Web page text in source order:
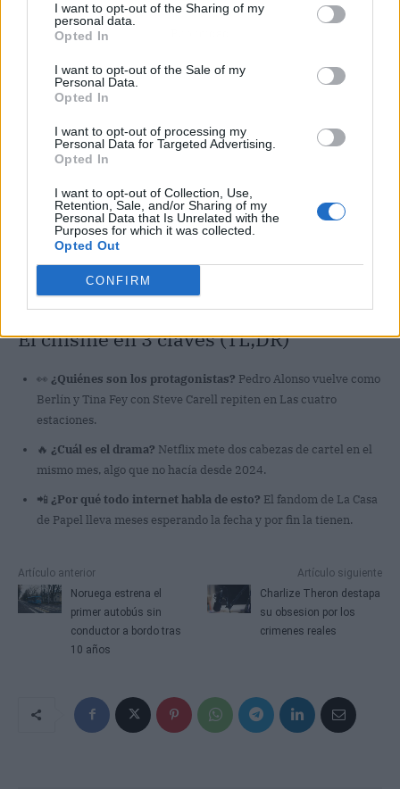
I want to opt-out of the Sharing of my
personal data.
Opted In
I want to opt-out of the Sale of my
Personal Data.
Opted In
I want to opt-out of processing my
Personal Data for Targeted Advertising.
Opted In
I want to opt-out of Collection, Use,
Retention, Sale, and/or Sharing of my
Personal Data that Is Unrelated with the
Purposes for which it was collected.
Opted Out
CONFIRM
El chisme en 3 claves (TL;DR)
👀 ¿Quiénes son los protagonistas? Pedro Alonso vuelve como
Berlín y Tina Fey con Steve Carell repiten en Las cuatro
estaciones.
🔥 ¿Cuál es el drama? Netflix mete dos cabezas de cartel en el
mismo mes, algo que no hacía desde 2024.
📲 ¿Por qué todo internet habla de esto? El fandom de La Casa
de Papel lleva meses esperando la fecha y por fin la tienen.
Artículo anterior
Noruega estrena el
primer autobús sin
conductor a bordo tras
10 años
Artículo siguiente
Charlize Theron destapa
su obsesion por los
crimenes reales